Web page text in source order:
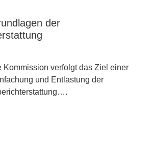
der
Kommission verfolgt das Ziel einer
und Entlastung der